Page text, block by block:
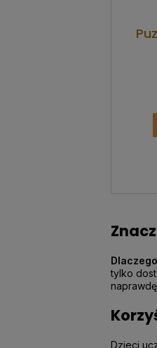
tylko
Dzieci